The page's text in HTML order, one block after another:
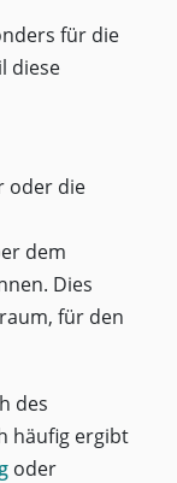
für die
diese
oder die
dem
Dies
für den
des
häufig ergibt
oder